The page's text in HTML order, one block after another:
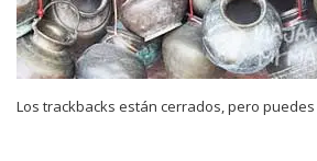
Los trackbacks están cerrados, pero puedes